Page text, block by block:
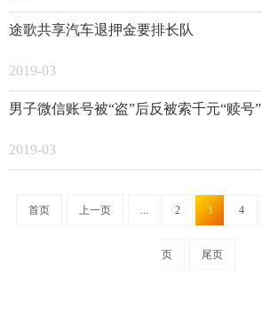
途歌共享汽车退押金要排长队
2019-03
男子微信账号被“盗”后反被索千元“赎号”
2019-03
首页 上一页 ... 2 3 4
页 尾页